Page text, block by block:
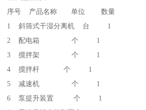
序号 产品名称 单位 数量
1 斜筛式干湿分离机 台 1
2 配电箱 个 1
3 搅拌架 个 1
4 搅拌杆 个 1
5 减速机 个 1
6 泵提升装置 个 1